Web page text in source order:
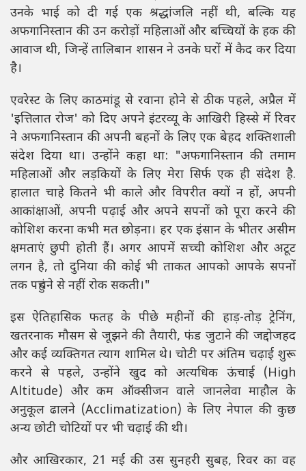
उनके भाई को दी गई एक श्रद्धांजलि नहीं थी, बल्कि यह
अफगानिस्तान की उन करोड़ों महिलाओं और बच्चियों के हक की
आवाज थी, जिन्हें तालिबान शासन ने उनके घरों में कैद कर दिया
है।
एवरेस्ट के लिए काठमांडू से रवाना होने से ठीक पहले, अप्रैल में
'इत्तिलात रोज' को दिए अपने इंटरव्यू के आखिरी हिस्से में रिवर
ने अफगानिस्तान की अपनी बहनों के लिए एक बेहद शक्तिशाली
संदेश दिया था। उन्होंने कहा था: "अफगानिस्तान की तमाम
महिलाओं और लड़कियों के लिए मेरा सिर्फ एक ही संदेश है.
हालात चाहे कितने भी काले और विपरीत क्यों न हों, अपनी
आकांक्षाओं, अपनी पढ़ाई और अपने सपनों को पूरा करने की
कोशिश करना कभी मत छोड़ना। हर एक इंसान के भीतर असीम
क्षमताएं छुपी होती हैं। अगर आपमें सच्ची कोशिश और अटूट
लगन है, तो दुनिया की कोई भी ताकत आपको आपके सपनों
तक पहुंचने से नहीं रोक सकती।"
इस ऐतिहासिक फतह के पीछे महीनों की हाड़-तोड़ ट्रेनिंग,
खतरनाक मौसम से जूझने की तैयारी, फंड जुटाने की जद्दोजहद
और कई व्यक्तिगत त्याग शामिल थे। चोटी पर अंतिम चढ़ाई शुरू
करने से पहले, उन्होंने खुद को अत्यधिक ऊंचाई (High
Altitude) और कम ऑक्सीजन वाले जानलेवा माहौल के
अनुकूल ढालने (Acclimatization) के लिए नेपाल की कुछ
अन्य छोटी चोटियों पर भी चढ़ाई की थी।
और आखिरकार, 21 मई की उस सुनहरी सुबह, रिवर का वह